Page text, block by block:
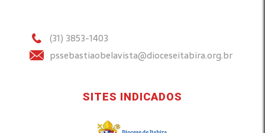
(31) 3853-1403
pssebastiaobelavista@dioceseitabira.org.br
SITES INDICADOS